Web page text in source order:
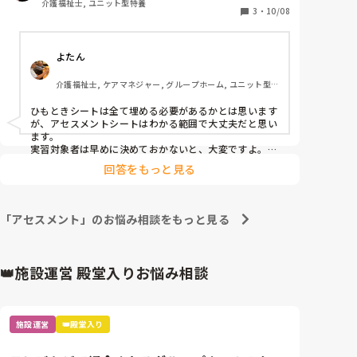
介護福祉士, ユニット型特養
3 ・ 10/08
よたん
介護福祉士, ケアマネジャー, グループホーム, ユニット型
ひもときシートは全て埋める必要があるかとは思います
が、アセスメントシートはわかる範囲で大丈夫だと思い
ます。
実習対象者は早めに決めておかないと、大変ですよ。
回答をもっと見る
「アセスメント」のお悩み相談をもっと見る
👑施設運営 殿堂入りお悩み相談
施設運営 👑殿堂入り